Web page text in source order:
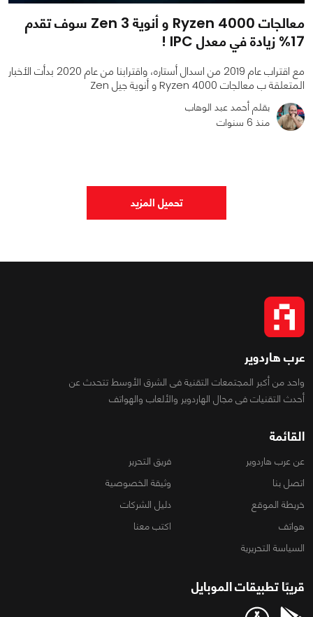
معالجات Ryzen 4000 و أنوية Zen 3 سوف تقدم
17% زيادة في معدل IPC !
مع اقتراب عام 2019 من اسدال أستاره، واقترابنا من عام 2020 بدأت الأخبار
المتعلقة ب معالجات Ryzen 4000 و أنوية جيل Zen
بقلم أحمد عبد الوهاب
منذ 6 سنوات
تحميل المزيد
عرب هاردوير
واحد من أكبر المجتمعات التقنية فى الشرق الأوسط تتحدث عن
أحدث التقنيات فى مجال الهاردوير والألعاب والهواتف
القائمة
عن عرب هاردوير
فريق التحرير
اتصل بنا
وثيقة الخصوصية
خريطة الموقع
دليل الشركات
هواتف
اكتب معنا
السياسة التحريرية
قريبًا تطبيقات الموبايل